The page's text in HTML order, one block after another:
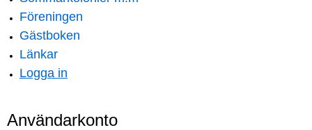
Föreningen
Gästboken
Länkar
Logga in
Användarkonto